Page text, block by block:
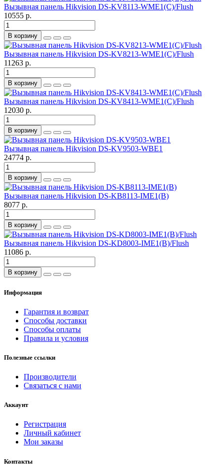
Вызывная панель Hikvision DS-KV8113-WME1(C)/Flush
10555 р.
В корзину
Вызывная панель Hikvision DS-KV8213-WME1(C)/Flush
11263 р.
В корзину
Вызывная панель Hikvision DS-KV8413-WME1(C)/Flush
12030 р.
В корзину
Вызывная панель Hikvision DS-KV9503-WBE1
24774 р.
В корзину
Вызывная панель Hikvision DS-KB8113-IME1(B)
8077 р.
В корзину
Вызывная панель Hikvision DS-KD8003-IME1(B)/Flush
11086 р.
В корзину
Информация
Гарантия и возврат
Способы доставки
Способы оплаты
Правила и условия
Полезные ссылки
Производители
Связаться с нами
Аккаунт
Регистрация
Личный кабинет
Мои заказы
Контакты